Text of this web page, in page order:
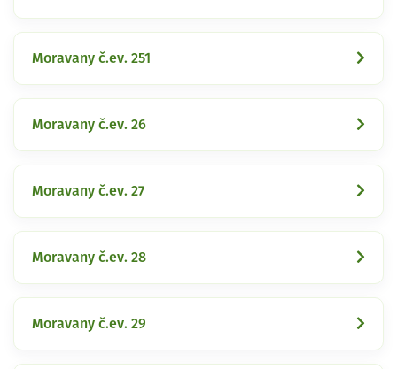
Moravany č.ev. 251
Moravany č.ev. 26
Moravany č.ev. 27
Moravany č.ev. 28
Moravany č.ev. 29